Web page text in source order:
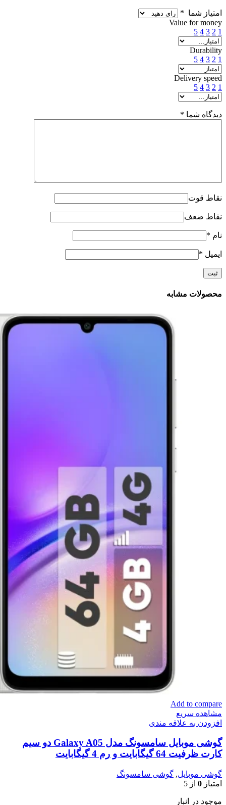
امتیاز شما *
Value for money
1
2
3
4
5
Durability
1
2
3
4
5
Delivery speed
1
2
3
4
5
دیدگاه شما *
نقاط قوت
نقاط ضعف
نام *
ایمیل *
محصولات مشابه
Add to compare
مشاهده سریع
افزودن به علاقه مندی
گوشی موبایل سامسونگ مدل Galaxy A05 دو سیم
کارت ظرفیت 64 گیگابایت و رم 4 گیگابایت
گوشی موبایل, گوشی سامسونگ
امتیاز 0 از 5
موجود در انبار